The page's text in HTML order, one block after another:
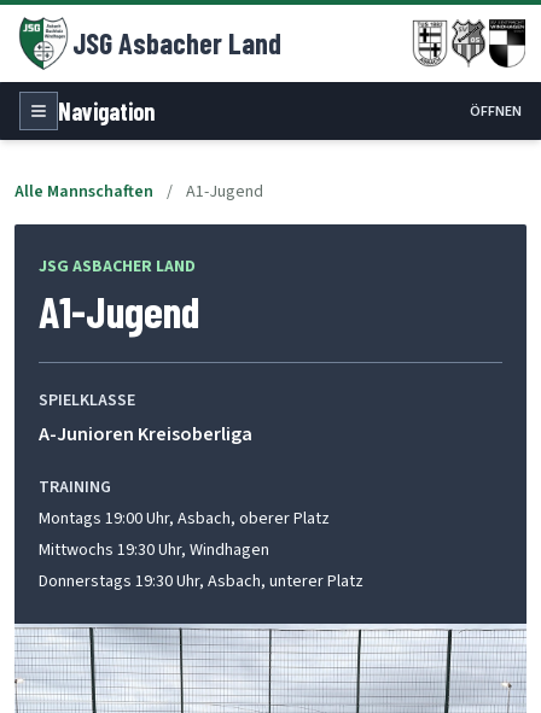
JSG Asbacher Land
Navigation ÖFFNEN
Alle Mannschaften / A1-Jugend
JSG ASBACHER LAND
A1-Jugend
SPIELKLASSE
A-Junioren Kreisoberliga
TRAINING
Montags 19:00 Uhr, Asbach, oberer Platz
Mittwochs 19:30 Uhr, Windhagen
Donnerstags 19:30 Uhr, Asbach, unterer Platz